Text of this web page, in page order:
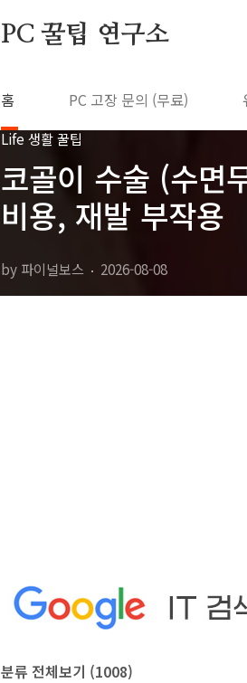
PC 꿀팁 연구소
홈 PC 고장 문의 (무료)
Life 생활 꿀팁
코골이 수술 (수면
비용, 재발 부작용
by 파이널보스 2026-08-08
분류 전체보기 (1008)